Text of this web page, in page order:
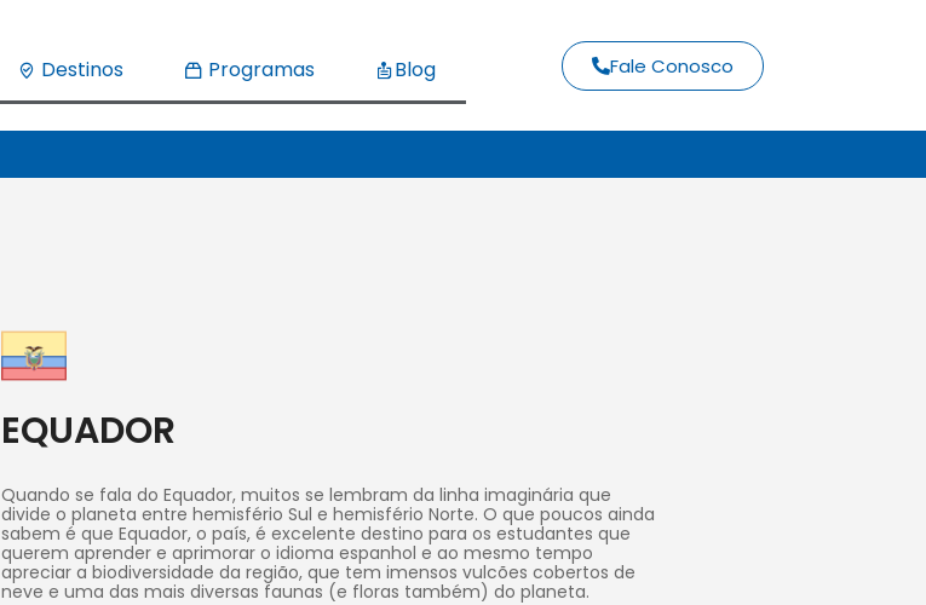
Destinos Programas Blog Fale Conosco
EQUADOR
Quando se fala do Equador, muitos se lembram da linha imaginária que
divide o planeta entre hemisfério Sul e hemisfério Norte. O que poucos ainda
sabem é que Equador, o país, é excelente destino para os estudantes que
querem aprender e aprimorar o idioma espanhol e ao mesmo tempo
apreciar a biodiversidade da região, que tem imensos vulcões cobertos de
neve e uma das mais diversas faunas (e floras também) do planeta.